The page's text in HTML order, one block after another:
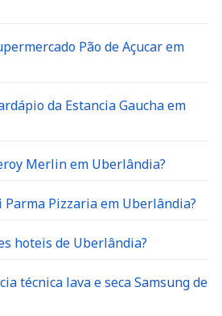
Pão de Açucar em
da Estancia Gaucha em
Merlin em Uberlândia?
Pizzaria em Uberlândia?
hoteis de Uberlândia?
técnica lava e seca Samsung de